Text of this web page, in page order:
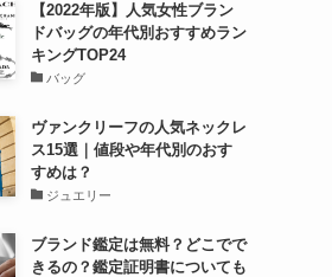
【2022年版】人気女性ブラン
ドバッグの年代別おすすめラン
キングTOP24
バッグ
ヴァンクリーフの人気ネックレ
ス15選｜値段や年代別のおす
すめは？
ジュエリー
ブランド鑑定は無料？どこでで
きるの？鑑定証明書についても